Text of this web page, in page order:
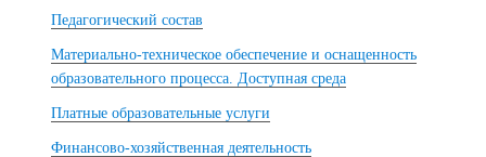
Педагогический состав
Материально-техническое обеспечение и оснащенность
образовательного процесса. Доступная среда
Платные образовательные услуги
Финансово-хозяйственная деятельность